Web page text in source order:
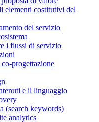
elementi costitutivi del
del servizio
i flussi di servizio
progettazione
e il linguaggio
(search keywords)
analytics